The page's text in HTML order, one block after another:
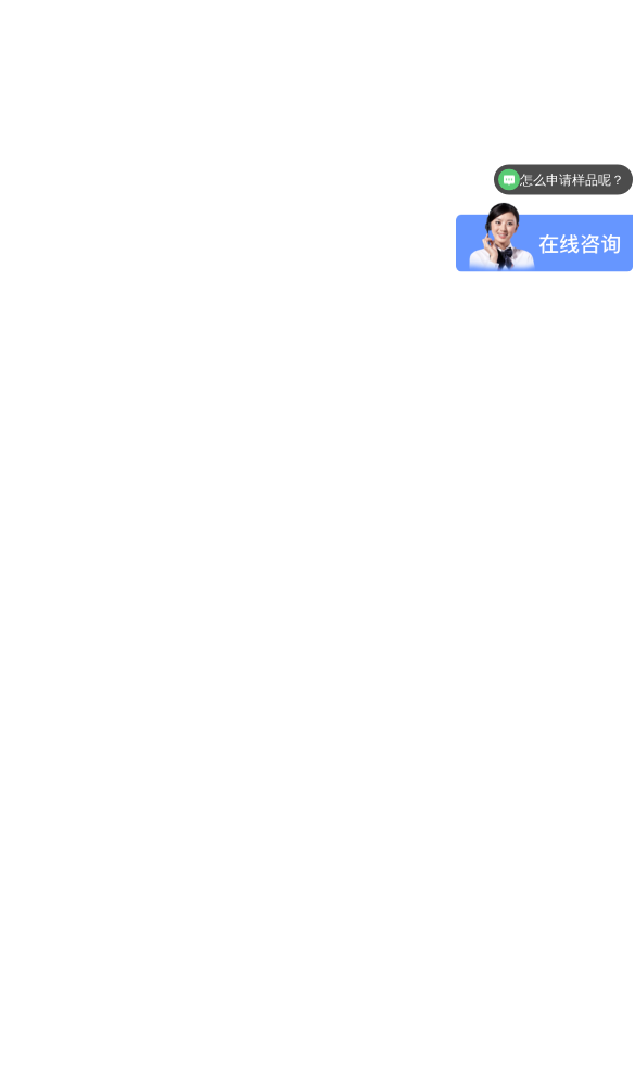
怎么申请样品呢？